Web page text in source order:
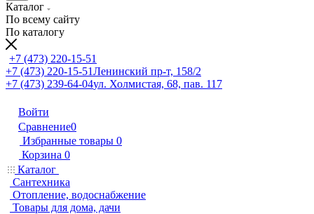
Каталог
По всему сайту
По каталогу
+7 (473) 220-15-51
+7 (473) 220-15-51Ленинский пр-т, 158/2
+7 (473) 239-64-04ул. Холмистая, 68, пав. 117
Войти
Сравнение0
Избранные товары 0
Корзина 0
Каталог
Сантехника
Отопление, водоснабжение
Товары для дома, дачи